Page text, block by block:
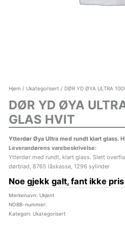
Hjem / Ukategorisert / DØR YD ØYA ULTRA
DØR YD ØYA
GLAS HVIT
Ytterdør Øya Ultra med rundt klart glass.
Leverandørens varebeskrivelse:
Ytterdør med rundt, klart glass. Slett
dørblad, 8765 låskasse, 1296 sylinder
Noe gjekk galt, fant ikke
Merkenavn: Ukjent
NOBB-nummer:
Kategori: Ukategorisert